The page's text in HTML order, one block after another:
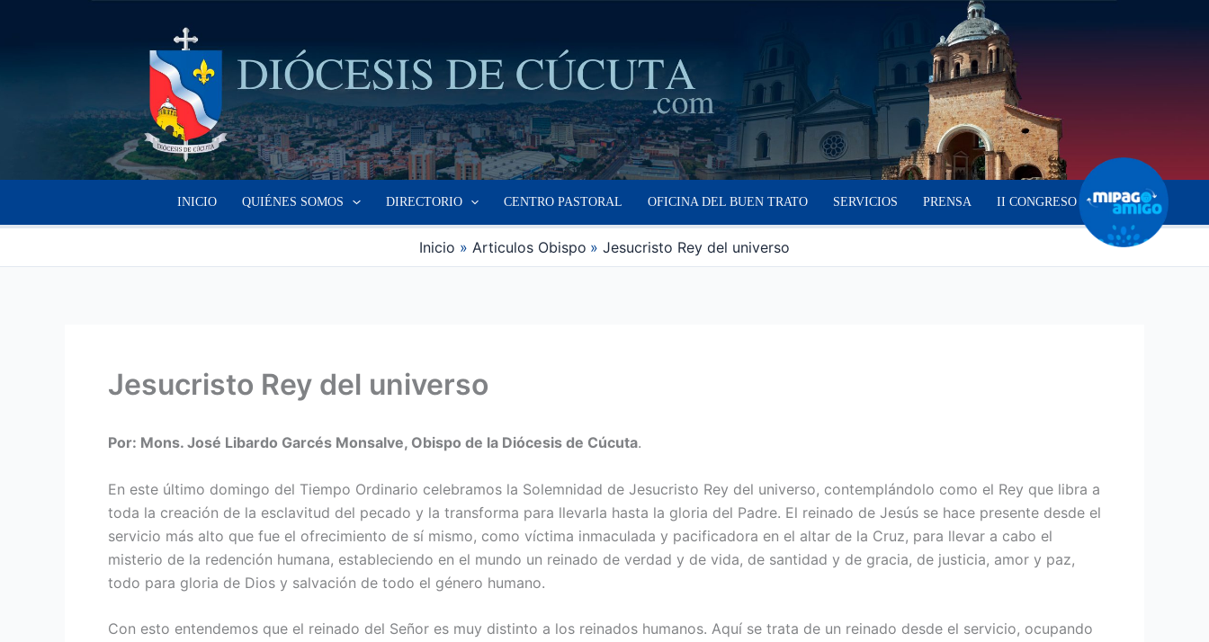
INICIO QUIÉNES SOMOS DIRECTORIO CENTRO PASTORAL OFICINA DEL BUEN TRATO SERVICIOS PRENSA II CONGRESO
Inicio Articulos Obispo Jesucristo Rey del universo
Jesucristo Rey del universo
Por: Mons. José Libardo Garcés Monsalve, Obispo de la Diócesis de Cúcuta.
En este último domingo del Tiempo Ordinario celebramos la Solemnidad de Jesucristo Rey del universo, contemplándolo como el Rey que libra a
toda la creación de la esclavitud del pecado y la transforma para llevarla hasta la gloria del Padre. El reinado de Jesús se hace presente desde el
servicio más alto que fue el ofrecimiento de sí mismo, como víctima inmaculada y pacificadora en el altar de la Cruz, para llevar a cabo el
misterio de la redención humana, estableciendo en el mundo un reinado de verdad y de vida, de santidad y de gracia, de justicia, amor y paz,
todo para gloria de Dios y salvación de todo el género humano.
Con esto entendemos que el reinado del Señor es muy distinto a los reinados humanos. Aquí se trata de un reinado desde el servicio, ocupando